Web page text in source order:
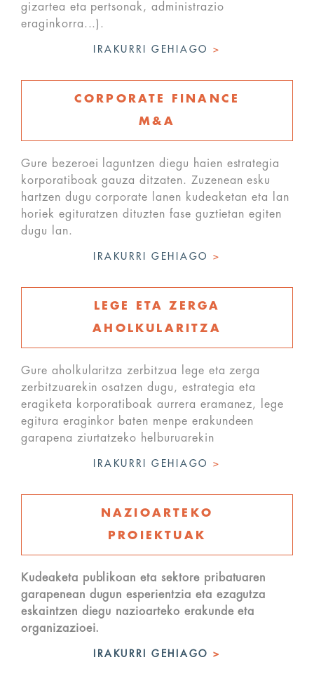
gizartea eta pertsonak, administrazio
eraginkorra...).
IRAKURRI GEHIAGO >
CORPORATE FINANCE
M&A
Gure bezeroei laguntzen diegu haien estrategia
korporatiboak gauza ditzaten. Zuzenean esku
hartzen dugu corporate lanen kudeaketan eta lan
horiek egituratzen dituzten fase guztietan egiten
dugu lan.
IRAKURRI GEHIAGO >
LEGE ETA ZERGA
AHOLKULARITZA
Gure aholkularitza zerbitzua lege eta zerga
zerbitzuarekin osatzen dugu, estrategia eta
eragiketa korporatiboak aurrera eramanez, lege
egitura eraginkor baten menpe erakundeen
garapena ziurtatzeko helburuarekin
IRAKURRI GEHIAGO >
NAZIOARTEKO
PROIEKTUAK
Kudeaketa publikoan eta sektore pribatuaren
garapenean dugun esperientzia eta ezagutza
eskaintzen diegu nazioarteko erakunde eta
organizazioei.
IRAKURRI GEHIAGO >